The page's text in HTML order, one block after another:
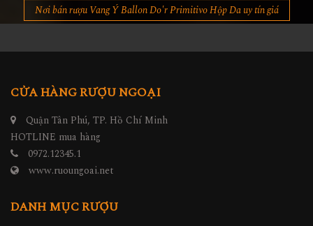
Nơi bán rượu Vang Ý Ballon Do'r Primitivo Hộp Da uy tín giá
CỬA HÀNG RƯỢU NGOẠI
Quận Tân Phú, TP. Hồ Chí Minh
HOTLINE mua hàng
0972.12345.1
www.ruoungoai.net
DANH MỤC RƯỢU